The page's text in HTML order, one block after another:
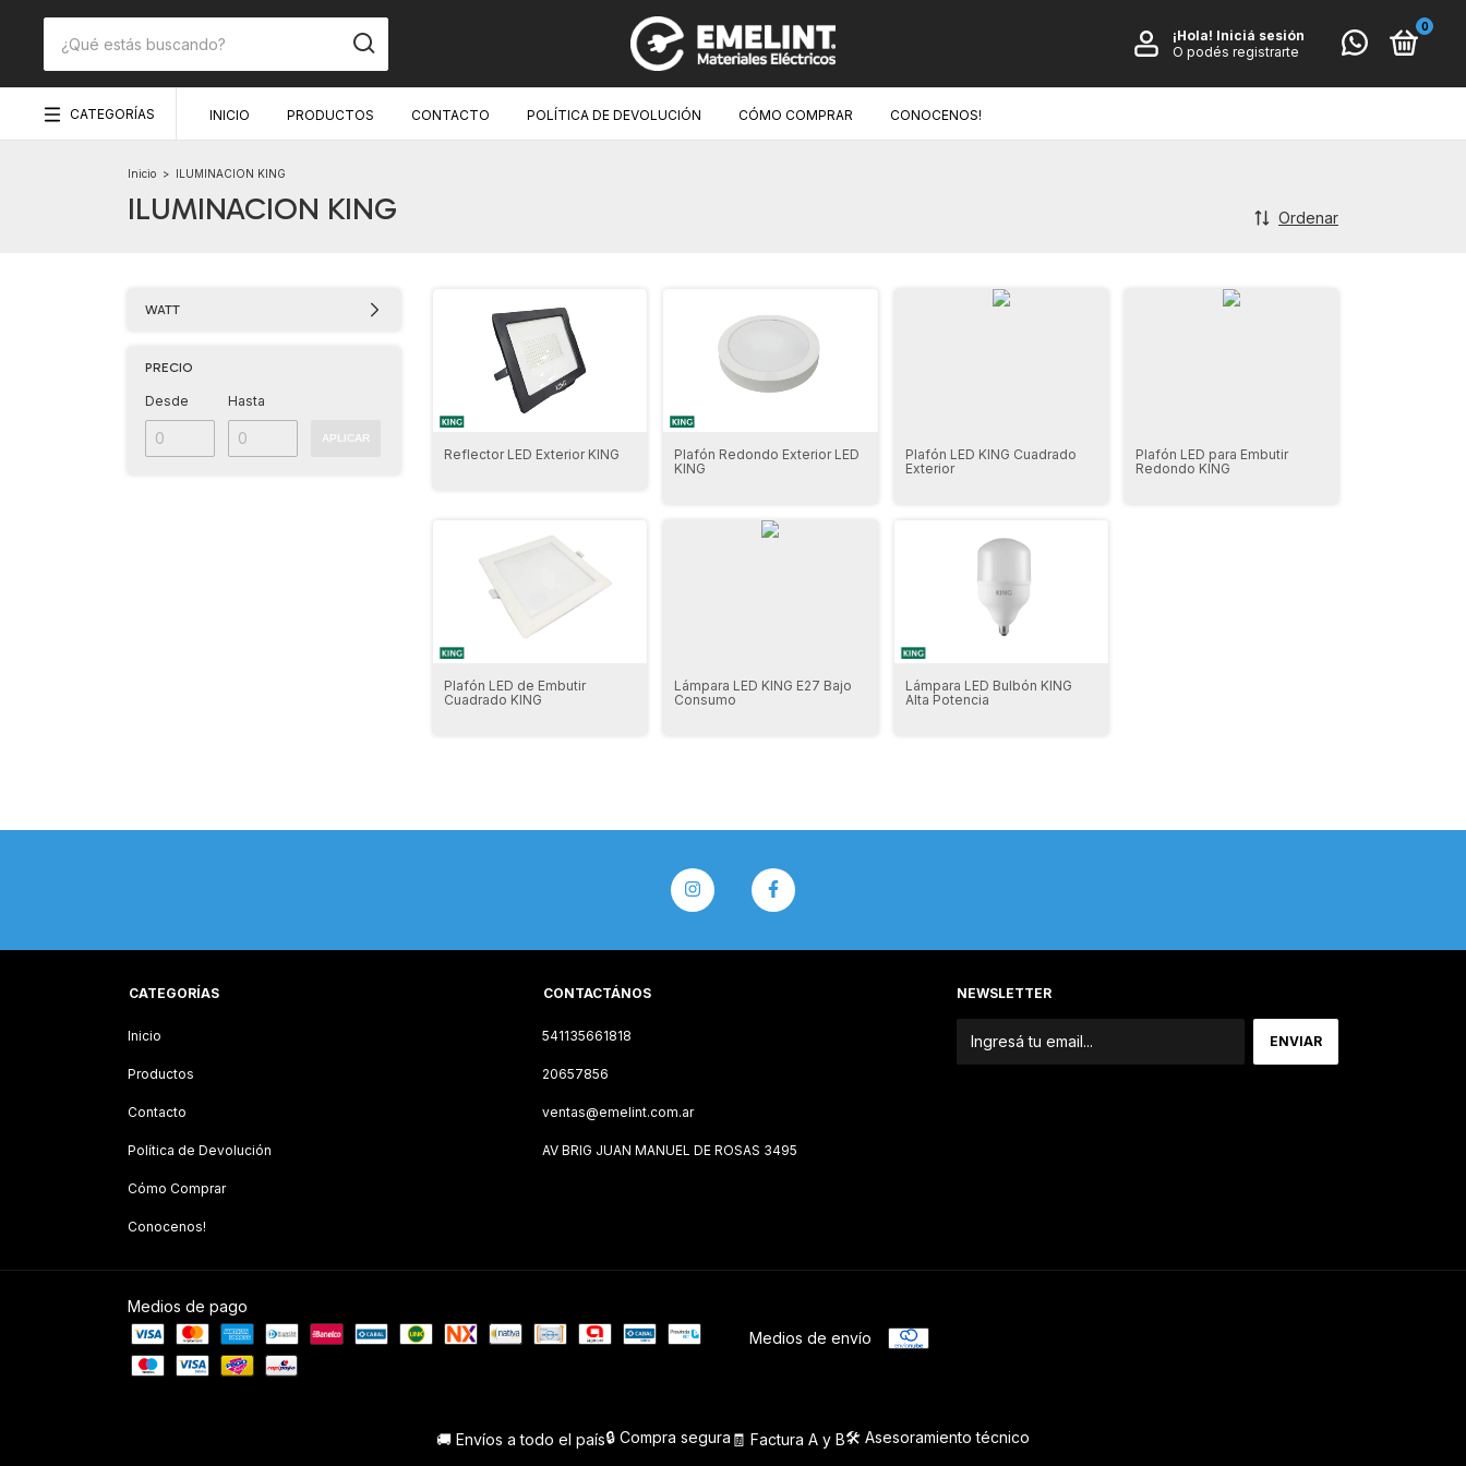
¡Hola! Iniciá sesión
O podés registrarte
0
CATEGORÍAS INICIO PRODUCTOS CONTACTO POLÍTICA DE DEVOLUCIÓN CÓMO COMPRAR CONOCENOS!
Inicio > ILUMINACION KING
ILUMINACION KING Ordenar
WATT
PRECIO
Desde Hasta
APLICAR
Reflector LED Exterior KING
Plafón Redondo Exterior LED
KING
Plafón LED KING Cuadrado
Exterior
Plafón LED para Embutir
Redondo KING
Plafón LED de Embutir
Cuadrado KING
Lámpara LED KING E27 Bajo
Consumo
Lámpara LED Bulbón KING
Alta Potencia
CATEGORÍAS
Inicio
Productos
Contacto
Política de Devolución
Cómo Comprar
Conocenos!
CONTACTÁNOS
541135661818
20657856
ventas@emelint.com.ar
AV BRIG JUAN MANUEL DE ROSAS 3495
NEWSLETTER
Medios de pago
Medios de envío
🚚 Envíos a todo el país🔒 Compra segura 🧾 Factura A y B🛠️ Asesoramiento técnico